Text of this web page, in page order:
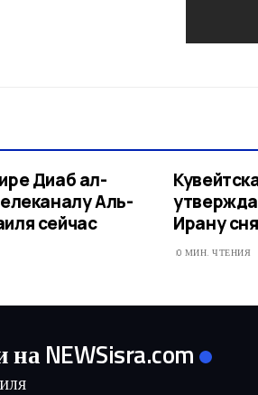
Диаб ал-
Аль-
сейчас
Ирану
0 МИН. ЧТЕНИЯ
NEWSisra.com